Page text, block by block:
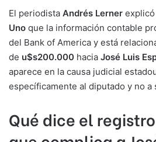
El periodista Andrés Lerner
Uno que la información contable
del Bank of America y está
de u$s200.000 hacia José Luis
aparece en la causa judicial
específicamente al diputado y no a
Qué dice el